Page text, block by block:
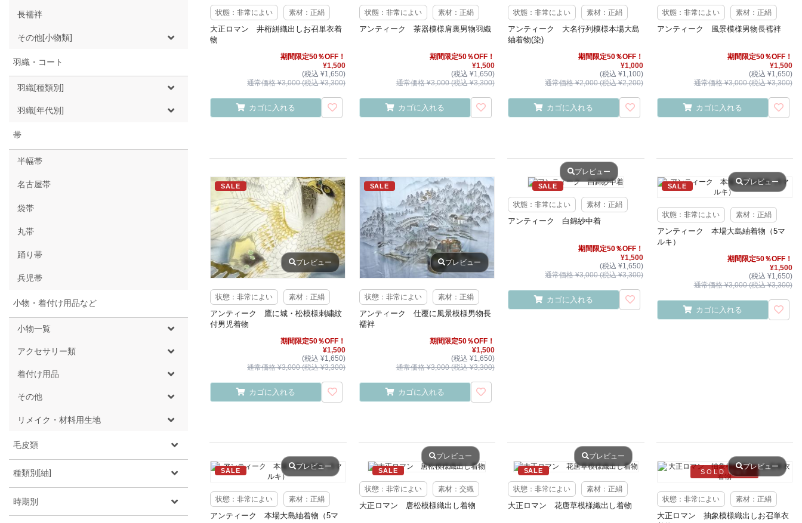
長襦袢
その他[小物類]
羽織・コート
羽織[種類別]
羽織[年代別]
帯
半幅帯
名古屋帯
袋帯
丸帯
踊り帯
兵児帯
小物・着付け用品など
小物一覧
アクセサリー類
着付け用品
その他
リメイク・材料用生地
毛皮類
種類別[紬]
時期別
状態：非常によい 素材：正絹
大正ロマン 井桁絣織出しお召単衣着
物
期間限定50％OFF！
¥1,500
(税込 ¥1,650)
通常価格 ¥3,000 (税込 ¥3,300)
カゴに入れる
状態：非常によい 素材：正絹
アンティーク 茶器模様肩裏男物羽織
期間限定50％OFF！
¥1,500
(税込 ¥1,650)
通常価格 ¥3,000 (税込 ¥3,300)
カゴに入れる
状態：非常によい 素材：正絹
アンティーク 大名行列模様本場大島
紬着物(染)
期間限定50％OFF！
¥1,000
(税込 ¥1,100)
通常価格 ¥2,000 (税込 ¥2,200)
カゴに入れる
状態：非常によい 素材：正絹
アンティーク 風景模様男物長襦袢
期間限定50％OFF！
¥1,500
(税込 ¥1,650)
通常価格 ¥3,000 (税込 ¥3,300)
カゴに入れる
SALE
プレビュー
状態：非常によい 素材：正絹
アンティーク 鷹に城・松模様刺繍紋
付男児着物
期間限定50％OFF！
¥1,500
(税込 ¥1,650)
通常価格 ¥3,000 (税込 ¥3,300)
カゴに入れる
SALE
プレビュー
状態：非常によい 素材：正絹
アンティーク 仕覆に風景模様男物長
襦袢
期間限定50％OFF！
¥1,500
(税込 ¥1,650)
通常価格 ¥3,000 (税込 ¥3,300)
カゴに入れる
SALE
プレビュー
状態：非常によい 素材：正絹
アンティーク 白錦紗中着
期間限定50％OFF！
¥1,500
(税込 ¥1,650)
通常価格 ¥3,000 (税込 ¥3,300)
カゴに入れる
SALE プレビュー
状態：非常によい 素材：正絹
アンティーク 本場大島紬着物（5マ
ルキ）
期間限定50％OFF！
¥1,500
(税込 ¥1,650)
通常価格 ¥3,000 (税込 ¥3,300)
カゴに入れる
SALE プレビュー
状態：非常によい 素材：正絹
アンティーク 本場大島紬着物（5マ
SALE
プレビュー
状態：非常によい 素材：交織
大正ロマン 唐松模様織出し着物
SALE
プレビュー
状態：非常によい 素材：正絹
大正ロマン 花唐草模様織出し着物
SOLD OUT
プレビュー
状態：非常によい 素材：正絹
大正ロマン 抽象模様織出しお召単衣